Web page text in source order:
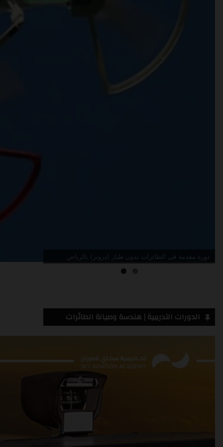
دورة مقدمة في الطائرات بدون طيار (درونز) جدة
الدورات التدريبية | هندسة وصيانة الطائرات